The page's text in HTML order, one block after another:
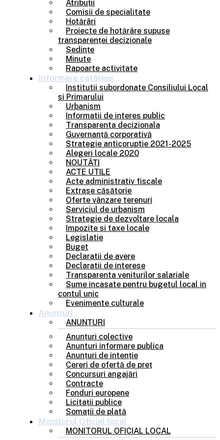
Atribuții
Comisii de specialitate
Hotărâri
Proiecte de hotărâre supuse
transparenței decizionale
Ședințe
Minute
Rapoarte activitate
Informare cetățeni
Institutii subordonate Consiliului Local
si Primarului
Urbanism
Informatii de interes public
Transparenta decizionala
Guvernanță corporativă
Strategie anticoruptie 2021-2025
Alegeri locale 2020
NOUTĂȚI
ACTE UTILE
Acte administrativ fiscale
Extrase căsătorie
Oferte vânzare terenuri
Serviciul de urbanism
Strategie de dezvoltare locala
Impozite si taxe locale
Legislatie
Buget
Declaratii de avere
Declaratii de interese
Transparenta veniturilor salariale
Sume incasate pentru bugetul local in
contul unic
Evenimente culturale
Anunțuri
ANUNȚURI
Anunțuri colective
Anunturi informare publica
Anunțuri de intenție
Cereri de ofertă de preț
Concursuri angajări
Contracte
Fonduri europene
Licitații publice
Somații de plată
Monitorul Oficial local
MONITORUL OFICIAL LOCAL